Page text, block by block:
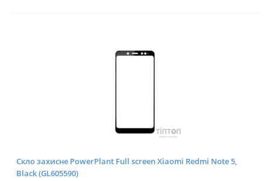
Скло захисне PowerPlant Full screen Xiaomi Redmi Note 5,
Black (GL605590)